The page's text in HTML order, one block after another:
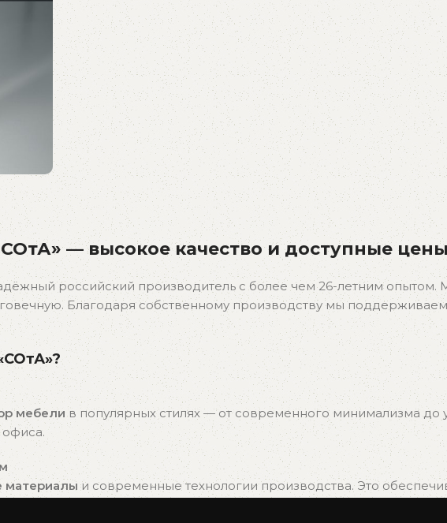
— высокое качество и доступные цены
российский производитель с более чем 26-летним опытом.
Благодаря собственному производству мы
мебелив популярных стилях — от современного минимализма до
офиса.
материалы и современные технологии производства. Это